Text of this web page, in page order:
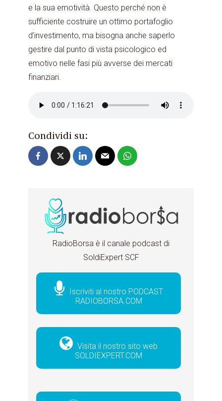
e la sua emotività. Questo perché non è
sufficiente costruire un ottimo portafoglio
d’investimento, ma bisogna anche saperlo
gestire dal punto di vista psicologico ed
emotivo nelle fasi più avverse dei mercati
finanziari.
Condividi su:
RadioBorsa è il canale podcast di
SoldiExpert SCF
Iscriviti al nostro PODCAST
RADIOBORSA.COM
Visita il nostro sito web
SOLDIEXPERT.COM